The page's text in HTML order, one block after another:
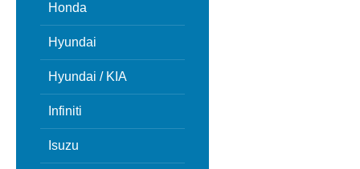
Honda
Hyundai
Hyundai / KIA
Infiniti
Isuzu